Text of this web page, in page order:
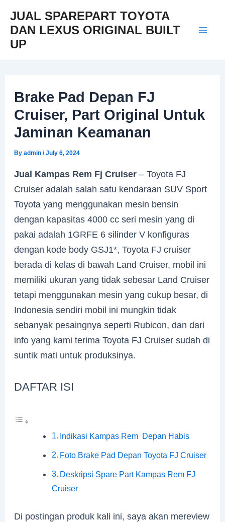
content
JUAL SPAREPART TOYOTA
DAN LEXUS ORIGINAL BUILT
UP
Brake Pad Depan FJ
Cruiser, Part Original Untuk
Jaminan Keamanan
Byadmin/July 6, 2024
Jual Kampas Rem Fj Cruiser – Toyota FJ
Cruiser adalah salah satu kendaraan SUV Sport
Toyota yang menggunakan mesin bensin
dengan kapasitas 4000 cc seri mesin yang di
pakai adalah 1GRFE 6 silinder V konfiguras
dengan kode body GSJ1*, Toyota FJ cruiser
berada di kelas di bawah Land Cruiser, mobil ini
memiliki ukuran yang tidak sebesar Land Cruiser
tetapi menggunakan mesin yang cukup besar, di
Indonesia sendiri mobil ini mungkin tidak
sebanyak pesaingnya seperti Rubicon, dan dari
info yang kami terima Toyota FJ Cruiser sudah di
suntik mati untuk produksinya.
DAFTAR ISI
Indikasi Kampas Rem Depan Habis
Foto Brake Pad Depan Toyota FJ Cruiser
Deskripsi Spare Part Kampas Rem FJ
Cruiser
Di postingan produk kali ini, saya akan mereview
navigation